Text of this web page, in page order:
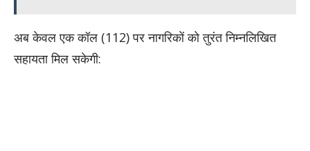
​अब केवल एक कॉल (112) पर नागरिकों को तुरंत निम्नलिखित
सहायता मिल सकेगी: